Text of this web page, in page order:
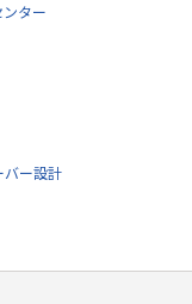
ター
バー設計